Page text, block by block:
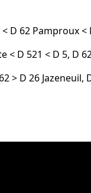
D 62 Pamproux
D 521 < D 5, D
> D 26